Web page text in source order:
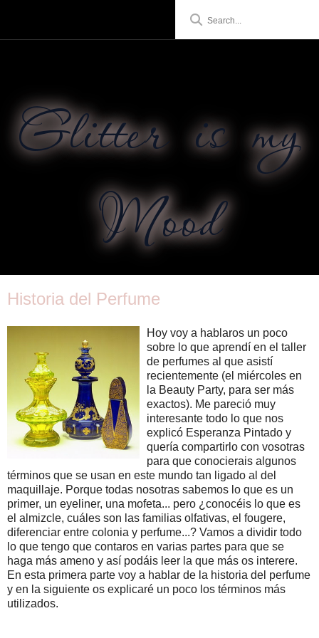
Glitter is my
Mood
Historia del Perfume
Hoy voy a hablaros un poco
sobre lo que aprendí en el taller
de perfumes al que asistí
recientemente (el miércoles en
la Beauty Party, para ser más
exactos). Me pareció muy
interesante todo lo que nos
explicó Esperanza Pintado y
quería compartirlo con vosotras
para que conocierais algunos
términos que se usan en este mundo tan ligado al del
maquillaje. Porque todas nosotras sabemos lo que es un
primer, un eyeliner, una mofeta... pero ¿conocéis lo que es
el almizcle, cuáles son las familias olfativas, el fougere,
diferenciar entre colonia y perfume...? Vamos a dividir todo
lo que tengo que contaros en varias partes para que se
haga más ameno y así podáis leer la que más os interere.
En esta primera parte voy a hablar de la historia del perfume
y en la siguiente os explicaré un poco los términos más
utilizados.